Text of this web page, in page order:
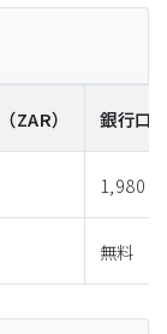
（ZAR） 銀行口
1,980
無料